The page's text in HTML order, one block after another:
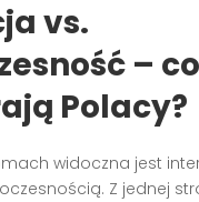
vs.
– co
Polacy?
widoczna jest
Z jednej